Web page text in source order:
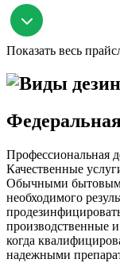
Показать весь
Профессиональная
Качественные
Обычными
необходимого
производственные
когда
надежными